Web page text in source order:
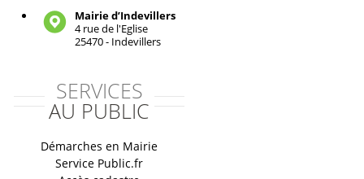
Mairie d’Indevillers
4 rue de l'Eglise
25470 - Indevillers
SERVICES
AU PUBLIC
Démarches en Mairie
Service Public.fr